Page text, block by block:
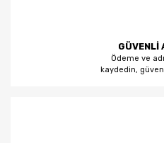
GÜVENLİ
Ödeme ve
kaydedin,